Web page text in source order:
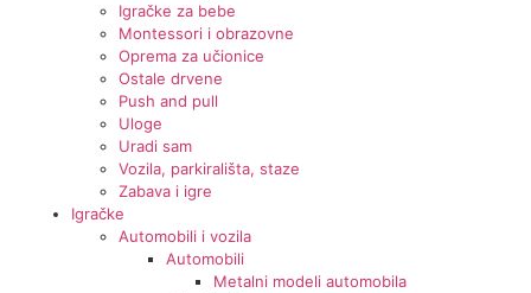
Igračke za bebe
Montessori i obrazovne
Oprema za učionice
Ostale drvene
Push and pull
Uloge
Uradi sam
Vozila, parkirališta, staze
Zabava i igre
Igračke
Automobili i vozila
Automobili
Metalni modeli automobila